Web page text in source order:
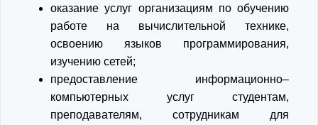
оказание услуг организациям по обучению
работе на вычислительной технике,
освоению языков программирования,
изучению сетей;
предоставление информационно–
компьютерных услуг студентам,
преподавателям, сотрудникам для